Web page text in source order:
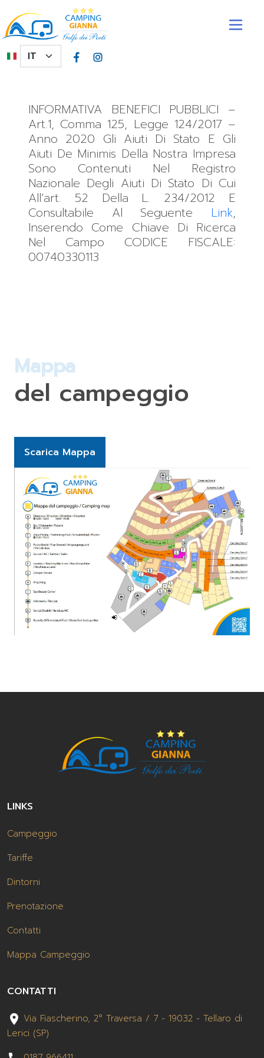
Salta al contenuto principale
Select your language
Trasparenza
INFORMATIVA BENEFICI PUBBLICI –
Art.1, Comma 125, Legge 124/2017 –
Anno 2020 Gli Aiuti Di Stato E Gli
Aiuti De Minimis Della Nostra Impresa
Sono Contenuti Nel Registro
Nazionale Degli Aiuti Di Stato Di Cui
All’art. 52 Della L. 234/2012 E
Consultabile Al Seguente Link,
Inserendo Come Chiave Di Ricerca
Nel Campo CODICE FISCALE:
00740330113
Mappa
del campeggio
Scarica Mappa
LINKS
Campeggio
Tariffe
Dintorni
Prenotazione
Contatti
Mappa Campeggio
CONTATTI
place Via Fiascherino, 2° Traversa / 7 - 19032 - Tellaro di
Lerici (SP)